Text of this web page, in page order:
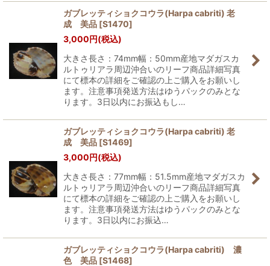
ガブレッティショクコウラ(Harpa cabriti) 老
成 美品 [S1470]
3,000円(税込)
大きさ長さ：74mm幅：50mm産地マダガスカ
ルトゥリアラ周辺沖合いのリーフ商品詳細写真
にて標本の詳細をご確認の上ご購入をお願いし
ます。注意事項発送方法はゆうパックのみとな
ります。3日以内にお振込もし…
ガブレッティショクコウラ(Harpa cabriti) 老
成 美品 [S1469]
3,000円(税込)
大きさ長さ：77mm幅：51.5mm産地マダガスカ
ルトゥリアラ周辺沖合いのリーフ商品詳細写真
にて標本の詳細をご確認の上ご購入をお願いし
ます。注意事項発送方法はゆうパックのみとな
ります。3日以内にお振込…
ガブレッティショクコウラ(Harpa cabriti) 濃
色 美品 [S1468]